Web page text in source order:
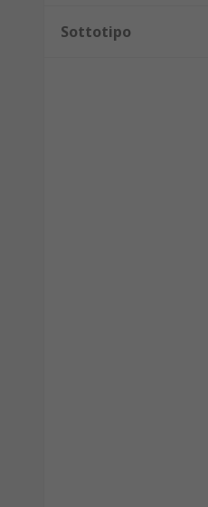
Sottotipo